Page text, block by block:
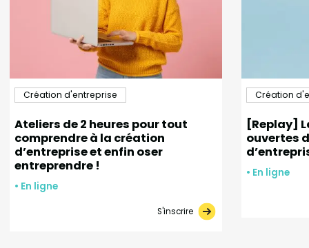
Création d'entreprise
Ateliers de 2 heures pour tout
comprendre à la création
d’entreprise et enfin oser
entreprendre !
• En ligne
S'inscrire
Création
[Replay]
ouvertes
• En ligne